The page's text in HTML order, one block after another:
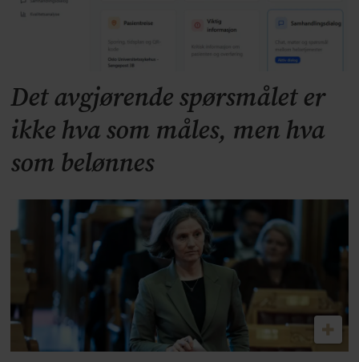
Det avgjørende spørsmålet er
ikke hva som måles, men hva
som belønnes